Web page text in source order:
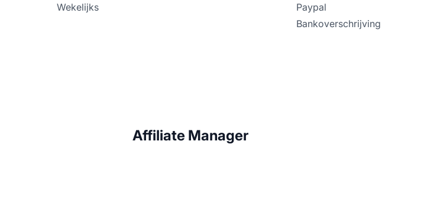
Wekelijks
Paypal
Bankoverschrijving
Affiliate Manager